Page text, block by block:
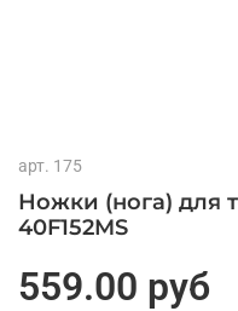
арт. 175
Ножки (нога) для
40F152MS
559.00 руб